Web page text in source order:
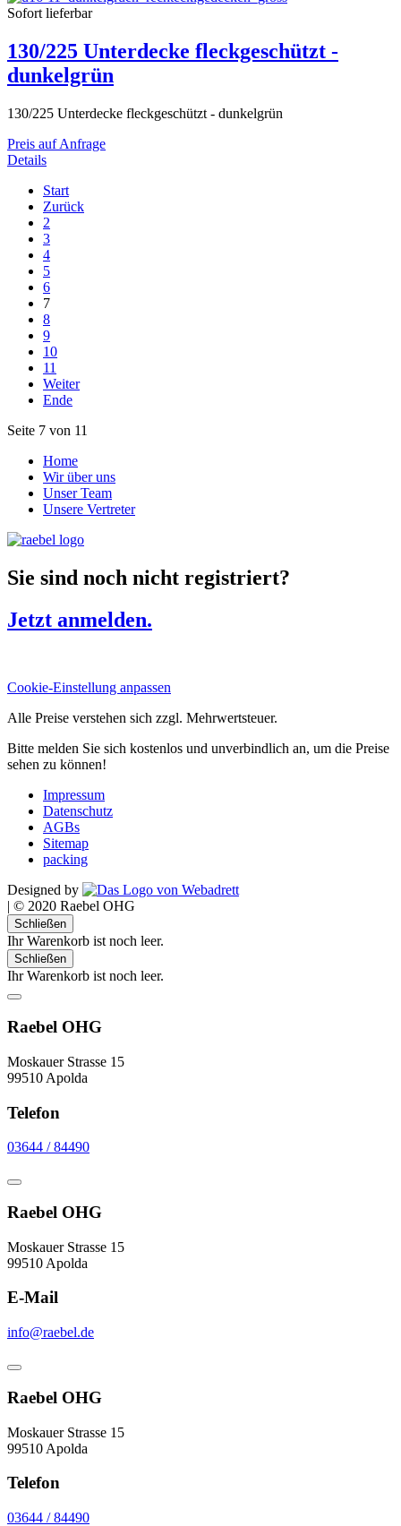
Sofort lieferbar
130/225 Unterdecke fleckgeschützt -
dunkelgrün
130/225 Unterdecke fleckgeschützt - dunkelgrün
Preis auf Anfrage
Details
Start
Zurück
2
3
4
5
6
7
8
9
10
11
Weiter
Ende
Seite 7 von 11
Home
Wir über uns
Unser Team
Unsere Vertreter
Sie sind noch nicht registriert?
Jetzt anmelden.
Cookie-Einstellung anpassen
Alle Preise verstehen sich zzgl. Mehrwertsteuer.
Bitte melden Sie sich kostenlos und unverbindlich an, um die Preise
sehen zu können!
Impressum
Datenschutz
AGBs
Sitemap
packing
Designed by
| © 2020 Raebel OHG
Schließen
Ihr Warenkorb ist noch leer.
Schließen
Ihr Warenkorb ist noch leer.
Raebel OHG
Moskauer Strasse 15
99510 Apolda
Telefon
03644 / 84490
Raebel OHG
Moskauer Strasse 15
99510 Apolda
E-Mail
info@raebel.de
Raebel OHG
Moskauer Strasse 15
99510 Apolda
Telefon
03644 / 84490